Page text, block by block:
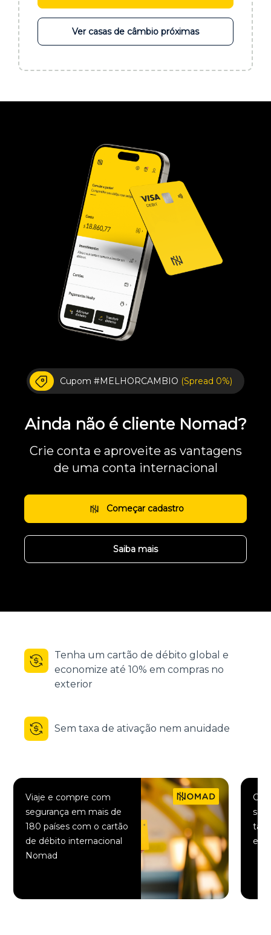
Ver casas de câmbio próximas
Cupom #MELHORCAMBIO (Spread 0%)
Ainda não é cliente Nomad?
Crie conta e aproveite as vantagens
de uma conta internacional
Começar cadastro
Saiba mais
Tenha um cartão de débito global e
economize até 10% em compras no
exterior
Sem taxa de ativação nem anuidade
Viaje e compre com
segurança em mais de
180 países com o cartão
de débito internacional
Nomad